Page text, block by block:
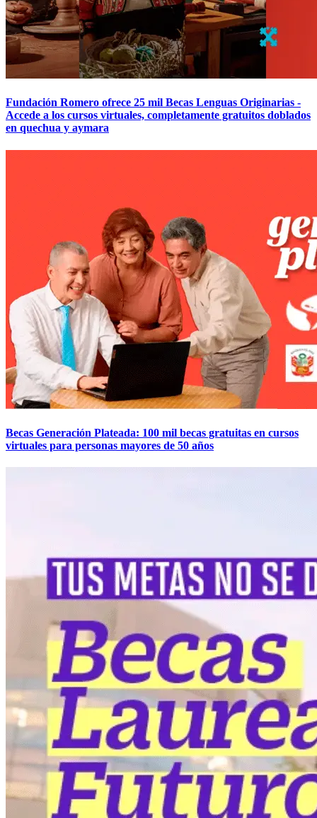
Fundación Romero ofrece 25 mil Becas Lenguas Originarias -
Accede a los cursos virtuales, completamente gratuitos doblados
en quechua y aymara
Becas Generación Plateada: 100 mil becas gratuitas en cursos
virtuales para personas mayores de 50 años